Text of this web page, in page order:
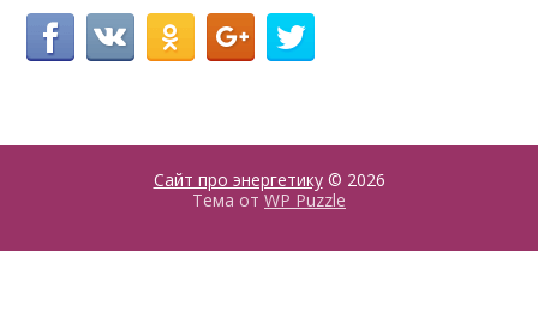
Сайт про энергетику© 2026
Тема от WP Puzzle